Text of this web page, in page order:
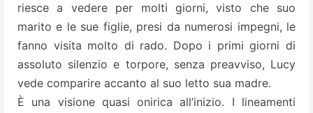
riesce a vedere per molti giorni, visto che suo
marito e le sue figlie, presi da numerosi impegni, le
fanno visita molto di rado. Dopo i primi giorni di
assoluto silenzio e torpore, senza preavviso, Lucy
vede comparire accanto al suo letto sua madre.
È una visione quasi onirica all’inizio. I lineamenti